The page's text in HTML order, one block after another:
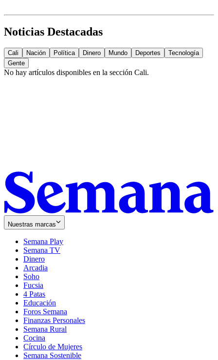
Noticias Destacadas
Cali Nación Política Dinero Mundo Deportes
Tecnología
Gente
No hay artículos disponibles en la sección Cali.
Nuestras marcas
Semana Play
Semana TV
Dinero
Arcadia
Soho
in
new
window
Fucsia
in
new
window
4 Patas
Educación
Foros Semana
Finanzas Personales
Semana Rural
Cocina
Círculo de Mujeres
Semana Sostenible